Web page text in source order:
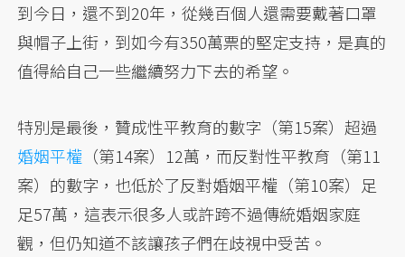
到今日，還不到20年，從幾百個人還需要戴著口罩
與帽子上街，到如今有350萬票的堅定支持，是真的
值得給自己一些繼續努力下去的希望。
特別是最後，贊成性平教育的數字（第15案）超過
婚姻平權 （第14案）12萬，而反對性平教育（第11
案）的數字，也低於了反對婚姻平權（第10案）足
足57萬，這表示很多人或許跨不過傳統婚姻家庭
觀，但仍知道不該讓孩子們在歧視中受苦。